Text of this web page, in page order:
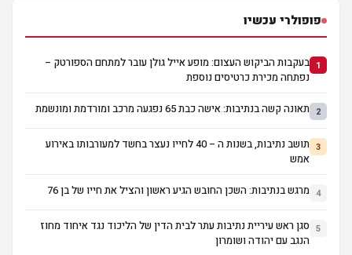
פופולרי עכשיו
1 בעקבות הביקוש העצום: מופע אייל גולן עובר למתחם הספורטק –
נפתחה מכירת כרטיסים נוספת
2 תאונה קשה בנתיבות: אישה כבת 65 נפגעה מרכב ומורדמת ומונשמת
3
תושב נתיבות, בשנות ה – 40 לחייו נעצר בחשד למעורבותו באירוע
אמש
4 מרגש בנתיבות: השכן החובש הגיע ראשון והציל את חייו של בן 76
5 סגן ראש עיריית נתיבות עתר לבית הדין של הליכוד נגד איחוד מחוז
הנגב עם יהודה ושומרון